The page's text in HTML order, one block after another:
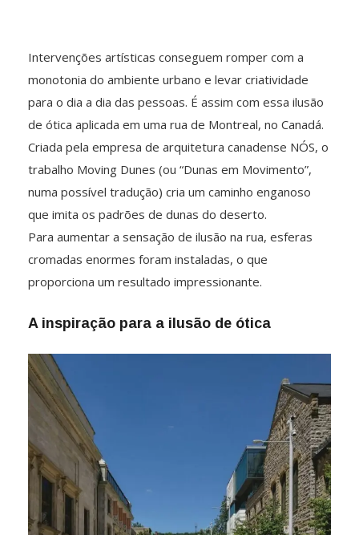
Intervenções artísticas conseguem romper com a
monotonia do ambiente urbano e levar criatividade
para o dia a dia das pessoas. É assim com essa ilusão
de ótica aplicada em uma rua de Montreal, no Canadá.
Criada pela empresa de arquitetura canadense NÓS, o
trabalho Moving Dunes (ou “Dunas em Movimento”,
numa possível tradução) cria um caminho enganoso
que imita os padrões de dunas do deserto.
Para aumentar a sensação de ilusão na rua, esferas
cromadas enormes foram instaladas, o que
proporciona um resultado impressionante.
A inspiração para a ilusão de ótica